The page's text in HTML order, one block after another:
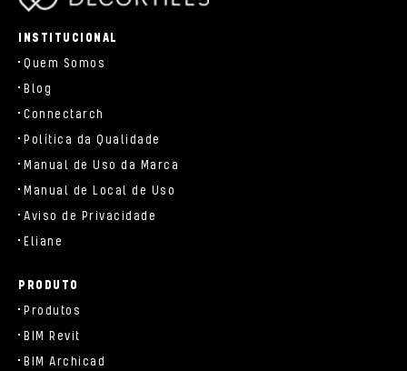
INSTITUCIONAL
Quem Somos
Blog
Connectarch
Política da Qualidade
Manual de Uso da Marca
Manual de Local de Uso
Aviso de Privacidade
Eliane
PRODUTO
Produtos
BIM Revit
BIM Archicad